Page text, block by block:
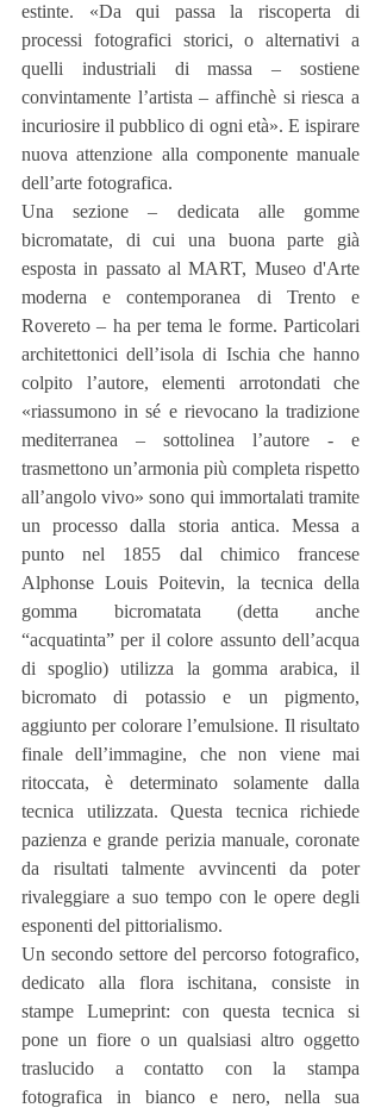
estinte. «Da qui passa la riscoperta di
processi fotografici storici, o alternativi a
quelli industriali di massa – sostiene
convintamente l’artista – affinchè si riesca a
incuriosire il pubblico di ogni età». E ispirare
nuova attenzione alla componente manuale
dell’arte fotografica.
Una sezione – dedicata alle gomme
bicromatate, di cui una buona parte già
esposta in passato al MART, Museo d'Arte
moderna e contemporanea di Trento e
Rovereto – ha per tema le forme. Particolari
architettonici dell’isola di Ischia che hanno
colpito l’autore, elementi arrotondati che
«riassumono in sé e rievocano la tradizione
mediterranea – sottolinea l’autore - e
trasmettono un’armonia più completa rispetto
all’angolo vivo» sono qui immortalati tramite
un processo dalla storia antica. Messa a
punto nel 1855 dal chimico francese
Alphonse Louis Poitevin, la tecnica della
gomma bicromatata (detta anche
“acquatinta” per il colore assunto dell’acqua
di spoglio) utilizza la gomma arabica, il
bicromato di potassio e un pigmento,
aggiunto per colorare l’emulsione. Il risultato
finale dell’immagine, che non viene mai
ritoccata, è determinato solamente dalla
tecnica utilizzata. Questa tecnica richiede
pazienza e grande perizia manuale, coronate
da risultati talmente avvincenti da poter
rivaleggiare a suo tempo con le opere degli
esponenti del pittorialismo.
Un secondo settore del percorso fotografico,
dedicato alla flora ischitana, consiste in
stampe Lumeprint: con questa tecnica si
pone un fiore o un qualsiasi altro oggetto
traslucido a contatto con la stampa
fotografica in bianco e nero, nella sua